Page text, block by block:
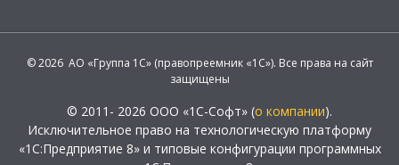
© 2026 АО «Группа 1С» (правопреемник «1С»). Все права на сайт
защищены
© 2011- 2026 ООО «1С-Софт» (о компании).
Исключительное право на технологическую платформу
«1С:Предприятие 8» и типовые конфигурации программных